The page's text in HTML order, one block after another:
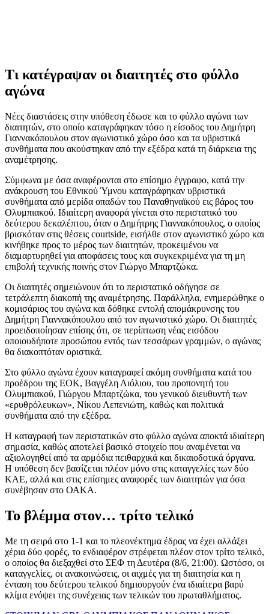
Τι κατέγραψαν οι διαιτητές στο φύλλο
αγώνα
Νέες διαστάσεις στην υπόθεση έδωσε και το φύλλο αγώνα των
διαιτητών, στο οποίο καταγράφηκαν τόσο η είσοδος του Δημήτρη
Γιαννακόπουλου στον αγωνιστικό χώρο όσο και τα υβριστικά
συνθήματα που ακούστηκαν από την εξέδρα κατά τη διάρκεια της
αναμέτρησης.
Σύμφωνα με όσα αναφέρονται στο επίσημο έγγραφο, κατά την
ανάκρουση του Εθνικού Ύμνου καταγράφηκαν υβριστικά
συνθήματα από μερίδα οπαδών του Παναθηναϊκού εις βάρος του
Ολυμπιακού. Ιδιαίτερη αναφορά γίνεται στο περιστατικό του
δεύτερου δεκαλέπτου, όταν ο Δημήτρης Γιαννακόπουλος, ο οποίος
βρισκόταν στις θέσεις courtside, εισήλθε στον αγωνιστικό χώρο και
κινήθηκε προς το μέρος των διαιτητών, προκειμένου να
διαμαρτυρηθεί για αποφάσεις τους και συγκεκριμένα για τη μη
επιβολή τεχνικής ποινής στον Γιώργο Μπαρτζώκα.
Οι διαιτητές σημειώνουν ότι το περιστατικό οδήγησε σε
τετράλεπτη διακοπή της αναμέτρησης. Παράλληλα, ενημερώθηκε ο
κομισάριος του αγώνα και δόθηκε εντολή απομάκρυνσης του
Δημήτρη Γιαννακόπουλου από τον αγωνιστικό χώρο. Οι διαιτητές
προειδοποίησαν επίσης ότι, σε περίπτωση νέας εισόδου
οποιουδήποτε προσώπου εντός των τεσσάρων γραμμών, ο αγώνας
θα διακοπτόταν οριστικά.
Στο φύλλο αγώνα έχουν καταγραφεί ακόμη συνθήματα κατά του
προέδρου της ΕΟΚ, Βαγγέλη Λιόλιου, του προπονητή του
Ολυμπιακού, Γιώργου Μπαρτζώκα, του γενικού διευθυντή των
«ερυθρόλευκων», Νίκου Λεπενιώτη, καθώς και πολιτικά
συνθήματα από την εξέδρα.
Η καταγραφή των περιστατικών στο φύλλο αγώνα αποκτά ιδιαίτερη
σημασία, καθώς αποτελεί βασικό στοιχείο που αναμένεται να
αξιολογηθεί από τα αρμόδια πειθαρχικά και δικαιοδοτικά όργανα.
Η υπόθεση δεν βασίζεται πλέον μόνο στις καταγγελίες των δύο
ΚΑΕ, αλλά και στις επίσημες αναφορές των διαιτητών για όσα
συνέβησαν στο ΟΑΚΑ.
Το βλέμμα στον… τρίτο τελικό
Με τη σειρά στο 1-1 και το πλεονέκτημα έδρας να έχει αλλάξει
χέρια δύο φορές, το ενδιαφέρον στρέφεται πλέον στον τρίτο τελικό,
ο οποίος θα διεξαχθεί στο ΣΕΦ τη Δευτέρα (8/6, 21:00). Ωστόσο, οι
καταγγελίες, οι ανακοινώσεις, οι αιχμές για τη διαιτησία και η
ένταση του δεύτερου τελικού δημιουργούν ένα ιδιαίτερα βαρύ
κλίμα ενόψει της συνέχειας των τελικών του πρωταθλήματος.